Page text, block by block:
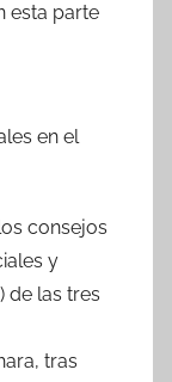
esta parte
en el
consejos
y
de las tres
tras